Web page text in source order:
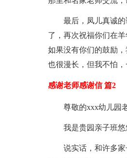
最后，凤儿真诚
了，再次祝福你们在
如果没有你们的鼓励
也很漫长，但我不怕
感谢老师感谢信 篇2
尊敬的xxx幼儿园
我是贵园亲子班
说实话，和许多